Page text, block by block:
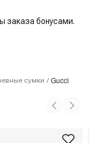
заказа бонусами.
сумки / Gucci